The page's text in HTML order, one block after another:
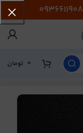
0 تومان